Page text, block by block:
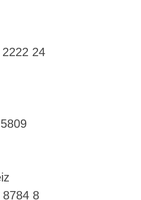
24
8784 8